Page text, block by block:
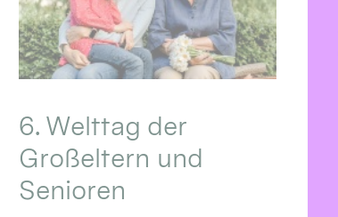
6. Welttag der
Großeltern und
Senioren